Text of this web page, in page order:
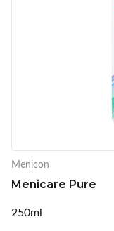
Menicon
Menicare Pure
250ml